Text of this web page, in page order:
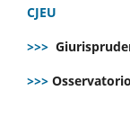
CJEU
>>>
>>>